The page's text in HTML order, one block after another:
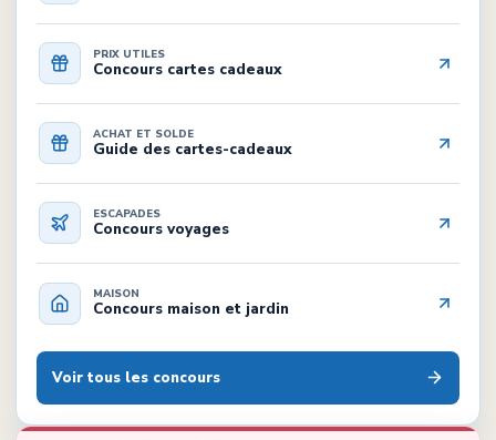
PRIX UTILES
Concours cartes cadeaux
ACHAT ET SOLDE
Guide des cartes-cadeaux
ESCAPADES
Concours voyages
MAISON
Concours maison et jardin
Voir tous les concours